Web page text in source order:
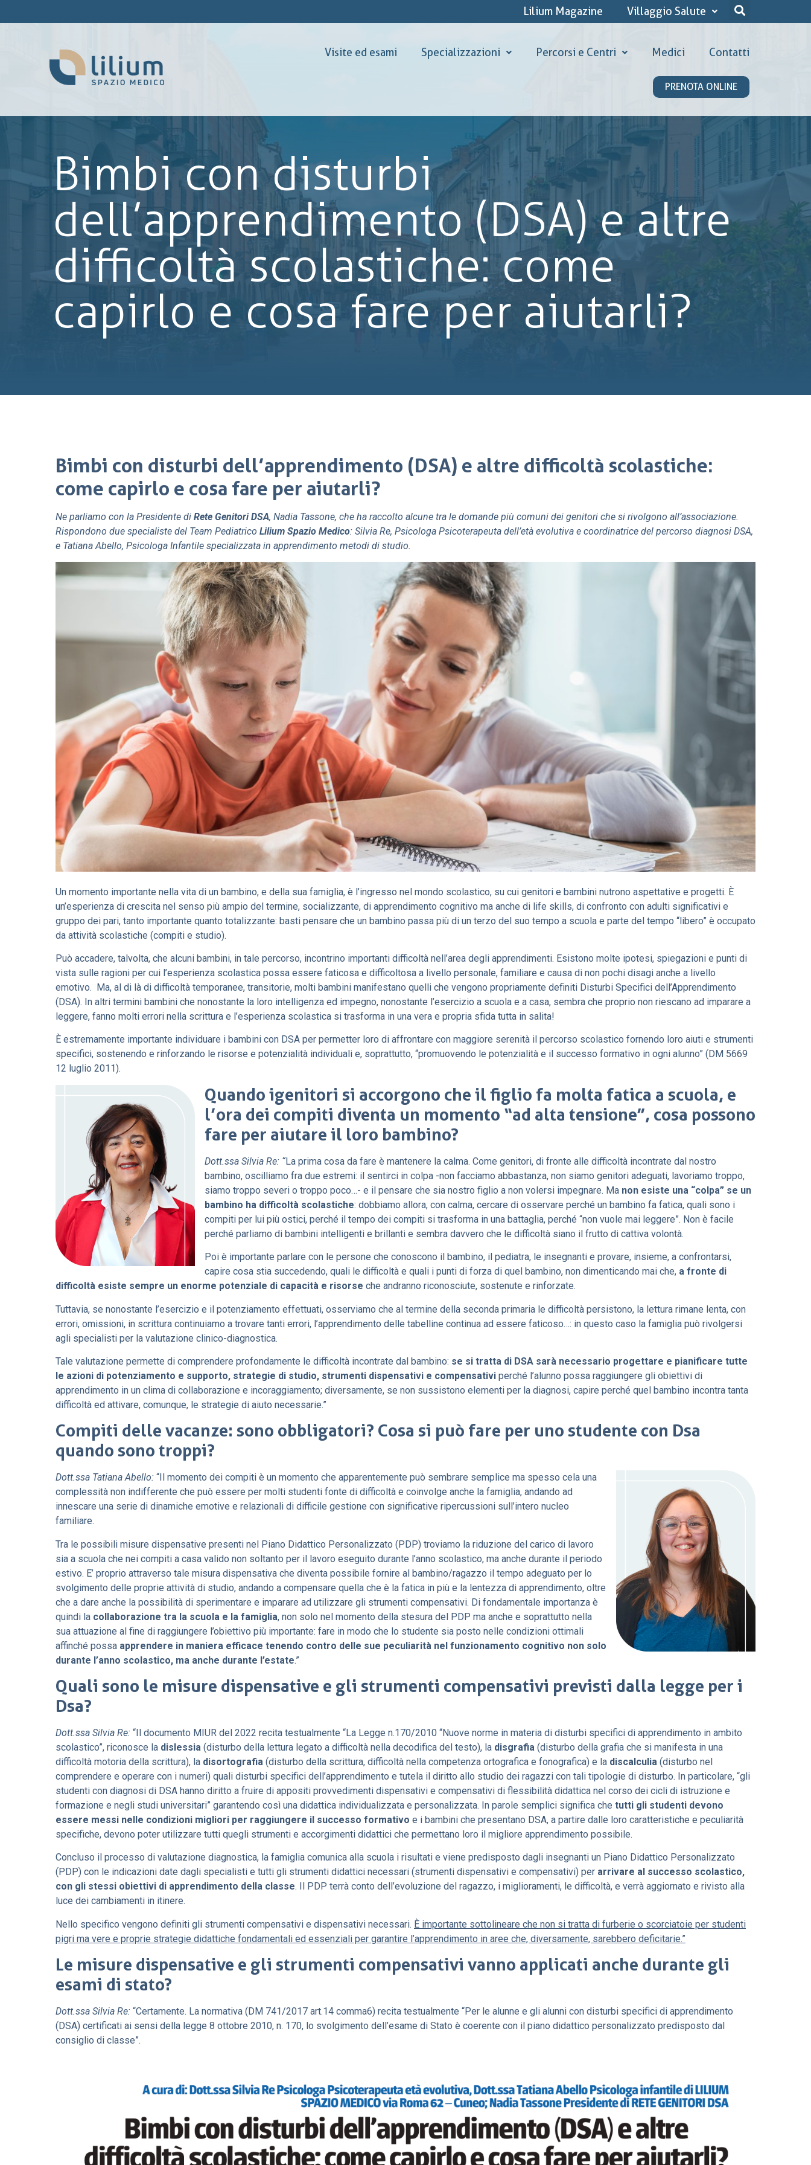
Lilium Magazine Villaggio Salute
Visite ed esami Specializzazioni Percorsi e Centri Medici Contatti
PRENOTA ONLINE
Bimbi con disturbi
dell’apprendimento (DSA) e altre
difficoltà scolastiche: come
capirlo e cosa fare per aiutarli?
Bimbi con disturbi dell’apprendimento (DSA) e altre difficoltà scolastiche:
come capirlo e cosa fare per aiutarli?
Ne parliamo con la Presidente di Rete Genitori DSA, Nadia Tassone, che ha raccolto alcune tra le domande più comuni dei genitori che si rivolgono all’associazione.
Rispondono due specialiste del Team Pediatrico Lilium Spazio Medico: Silvia Re, Psicologa Psicoterapeuta dell’età evolutiva e coordinatrice del percorso diagnosi DSA,
e Tatiana Abello, Psicologa Infantile specializzata in apprendimento metodi di studio.
Un momento importante nella vita di un bambino, e della sua famiglia, è l’ingresso nel mondo scolastico, su cui genitori e bambini nutrono aspettative e progetti. È
un’esperienza di crescita nel senso più ampio del termine, socializzante, di apprendimento cognitivo ma anche di life skills, di confronto con adulti significativi e
gruppo dei pari, tanto importante quanto totalizzante: basti pensare che un bambino passa più di un terzo del suo tempo a scuola e parte del tempo “libero” è occupato
da attività scolastiche (compiti e studio).
Può accadere, talvolta, che alcuni bambini, in tale percorso, incontrino importanti difficoltà nell’area degli apprendimenti. Esistono molte ipotesi, spiegazioni e punti di
vista sulle ragioni per cui l’esperienza scolastica possa essere faticosa e difficoltosa a livello personale, familiare e causa di non pochi disagi anche a livello
emotivo. Ma, al di là di difficoltà temporanee, transitorie, molti bambini manifestano quelli che vengono propriamente definiti Disturbi Specifici dell’Apprendimento
(DSA). In altri termini bambini che nonostante la loro intelligenza ed impegno, nonostante l’esercizio a scuola e a casa, sembra che proprio non riescano ad imparare a
leggere, fanno molti errori nella scrittura e l’esperienza scolastica si trasforma in una vera e propria sfida tutta in salita!
È estremamente importante individuare i bambini con DSA per permetter loro di affrontare con maggiore serenità il percorso scolastico fornendo loro aiuti e strumenti
specifici, sostenendo e rinforzando le risorse e potenzialità individuali e, soprattutto, “promuovendo le potenzialità e il successo formativo in ogni alunno” (DM 5669
12 luglio 2011).
Quando igenitori si accorgono che il figlio fa molta fatica a scuola, e
l’ora dei compiti diventa un momento “ad alta tensione”, cosa possono
fare per aiutare il loro bambino?
Dott.ssa Silvia Re: “La prima cosa da fare è mantenere la calma. Come genitori, di fronte alle difficoltà incontrate dal nostro
bambino, oscilliamo fra due estremi: il sentirci in colpa -non facciamo abbastanza, non siamo genitori adeguati, lavoriamo troppo,
siamo troppo severi o troppo poco…- e il pensare che sia nostro figlio a non volersi impegnare. Ma non esiste una “colpa” se un
bambino ha difficoltà scolastiche: dobbiamo allora, con calma, cercare di osservare perché un bambino fa fatica, quali sono i
compiti per lui più ostici, perché il tempo dei compiti si trasforma in una battaglia, perché “non vuole mai leggere”. Non è facile
perché parliamo di bambini intelligenti e brillanti e sembra davvero che le difficoltà siano il frutto di cattiva volontà.
Poi è importante parlare con le persone che conoscono il bambino, il pediatra, le insegnanti e provare, insieme, a confrontarsi,
capire cosa stia succedendo, quali le difficoltà e quali i punti di forza di quel bambino, non dimenticando mai che, a fronte di
difficoltà esiste sempre un enorme potenziale di capacità e risorse che andranno riconosciute, sostenute e rinforzate.
Tuttavia, se nonostante l’esercizio e il potenziamento effettuati, osserviamo che al termine della seconda primaria le difficoltà persistono, la lettura rimane lenta, con
errori, omissioni, in scrittura continuiamo a trovare tanti errori, l’apprendimento delle tabelline continua ad essere faticoso…: in questo caso la famiglia può rivolgersi
agli specialisti per la valutazione clinico-diagnostica.
Tale valutazione permette di comprendere profondamente le difficoltà incontrate dal bambino: se si tratta di DSA sarà necessario progettare e pianificare tutte
le azioni di potenziamento e supporto, strategie di studio, strumenti dispensativi e compensativi perché l’alunno possa raggiungere gli obiettivi di
apprendimento in un clima di collaborazione e incoraggiamento; diversamente, se non sussistono elementi per la diagnosi, capire perché quel bambino incontra tanta
difficoltà ed attivare, comunque, le strategie di aiuto necessarie.”
Compiti delle vacanze: sono obbligatori? Cosa si può fare per uno studente con Dsa
quando sono troppi?
Dott.ssa Tatiana Abello: “Il momento dei compiti è un momento che apparentemente può sembrare semplice ma spesso cela una
complessità non indifferente che può essere per molti studenti fonte di difficoltà e coinvolge anche la famiglia, andando ad
innescare una serie di dinamiche emotive e relazionali di difficile gestione con significative ripercussioni sull’intero nucleo
familiare.
Tra le possibili misure dispensative presenti nel Piano Didattico Personalizzato (PDP) troviamo la riduzione del carico di lavoro
sia a scuola che nei compiti a casa valido non soltanto per il lavoro eseguito durante l’anno scolastico, ma anche durante il periodo
estivo. E’ proprio attraverso tale misura dispensativa che diventa possibile fornire al bambino/ragazzo il tempo adeguato per lo
svolgimento delle proprie attività di studio, andando a compensare quella che è la fatica in più e la lentezza di apprendimento, oltre
che a dare anche la possibilità di sperimentare e imparare ad utilizzare gli strumenti compensativi. Di fondamentale importanza è
quindi la collaborazione tra la scuola e la famiglia, non solo nel momento della stesura del PDP ma anche e soprattutto nella
sua attuazione al fine di raggiungere l’obiettivo più importante: fare in modo che lo studente sia posto nelle condizioni ottimali
affinché possa apprendere in maniera efficace tenendo contro delle sue peculiarità nel funzionamento cognitivo non solo
durante l’anno scolastico, ma anche durante l’estate.”
Quali sono le misure dispensative e gli strumenti compensativi previsti dalla legge per i
Dsa?
Dott.ssa Silvia Re: “Il documento MIUR del 2022 recita testualmente “La Legge n.170/2010 “Nuove norme in materia di disturbi specifici di apprendimento in ambito
scolastico”, riconosce la dislessia (disturbo della lettura legato a difficoltà nella decodifica del testo), la disgrafia (disturbo della grafia che si manifesta in una
difficoltà motoria della scrittura), la disortografia (disturbo della scrittura, difficoltà nella competenza ortografica e fonografica) e la discalculia (disturbo nel
comprendere e operare con i numeri) quali disturbi specifici dell’apprendimento e tutela il diritto allo studio dei ragazzi con tali tipologie di disturbo. In particolare, “gli
studenti con diagnosi di DSA hanno diritto a fruire di appositi provvedimenti dispensativi e compensativi di flessibilità didattica nel corso dei cicli di istruzione e
formazione e negli studi universitari” garantendo così una didattica individualizzata e personalizzata. In parole semplici significa che tutti gli studenti devono
essere messi nelle condizioni migliori per raggiungere il successo formativo e i bambini che presentano DSA, a partire dalle loro caratteristiche e peculiarità
specifiche, devono poter utilizzare tutti quegli strumenti e accorgimenti didattici che permettano loro il migliore apprendimento possibile.
Concluso il processo di valutazione diagnostica, la famiglia comunica alla scuola i risultati e viene predisposto dagli insegnanti un Piano Didattico Personalizzato
(PDP) con le indicazioni date dagli specialisti e tutti gli strumenti didattici necessari (strumenti dispensativi e compensativi) per arrivare al successo scolastico,
con gli stessi obiettivi di apprendimento della classe. Il PDP terrà conto dell’evoluzione del ragazzo, i miglioramenti, le difficoltà, e verrà aggiornato e rivisto alla
luce dei cambiamenti in itinere.
Nello specifico vengono definiti gli strumenti compensativi e dispensativi necessari. È importante sottolineare che non si tratta di furberie o scorciatoie per studenti
pigri ma vere e proprie strategie didattiche fondamentali ed essenziali per garantire l’apprendimento in aree che, diversamente, sarebbero deficitarie.”
Le misure dispensative e gli strumenti compensativi vanno applicati anche durante gli
esami di stato?
Dott.ssa Silvia Re: “Certamente. La normativa (DM 741/2017 art.14 comma6) recita testualmente “Per le alunne e gli alunni con disturbi specifici di apprendimento
(DSA) certificati ai sensi della legge 8 ottobre 2010, n. 170, lo svolgimento dell’esame di Stato è coerente con il piano didattico personalizzato predisposto dal
consiglio di classe”.